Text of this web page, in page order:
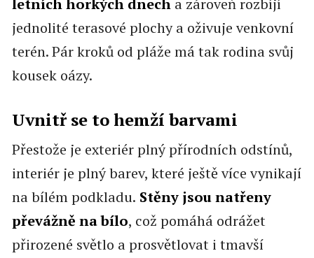
letních horkých dnecha zároveň rozbíjí
jednolité terasové plochy a oživuje venkovní
terén. Pár kroků od pláže má tak rodina svůj
kousek oázy.
Uvnitř se to hemží barvami
Přestože je exteriér plný přírodních odstínů,
interiér je plný barev, které ještě více vynikají
na bílém podkladu. Stěny jsou natřeny
převážně na bílo, což pomáhá odrážet
přirozené světlo a prosvětlovat i tmavší